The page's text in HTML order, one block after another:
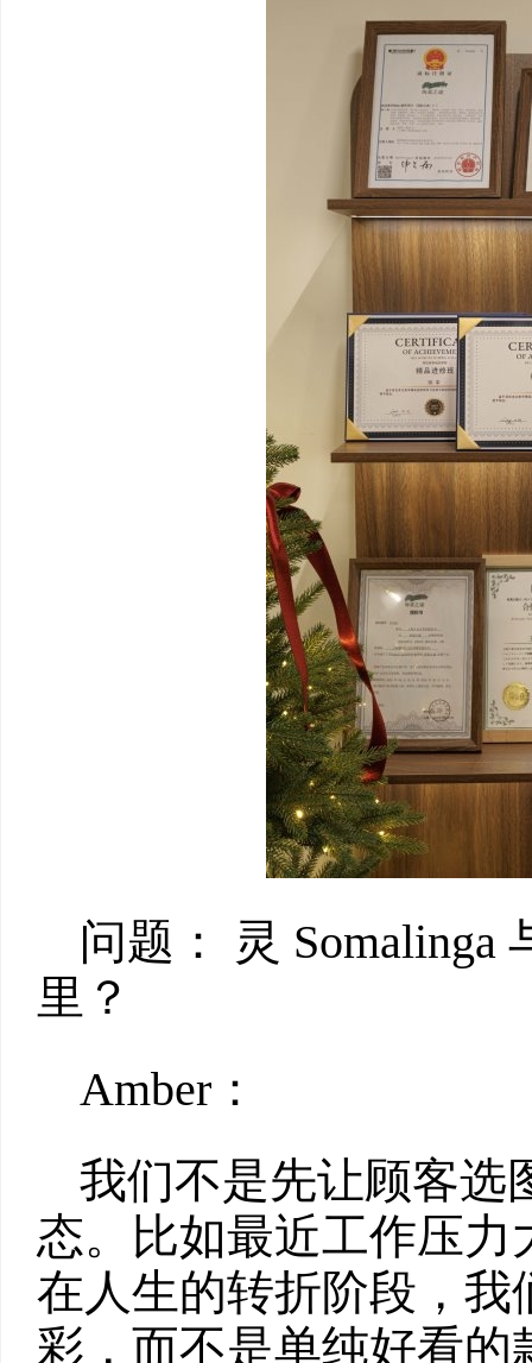
问题： 灵
里？
Amber：
我们不是先让顾客选
态。比如最近工作压
在人生的转折阶段，
彩，而不是单纯好看的